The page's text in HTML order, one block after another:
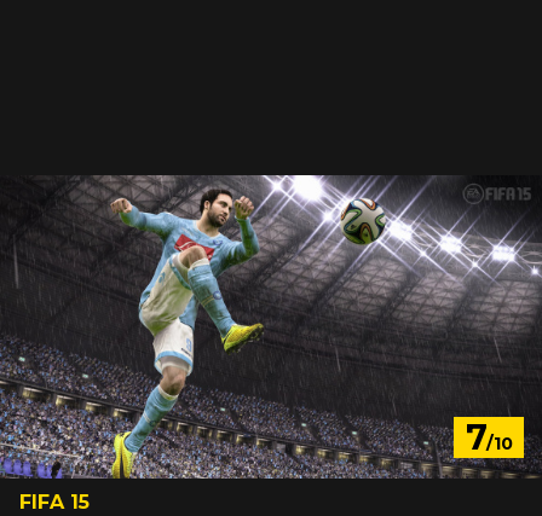
7/10
FIFA 15